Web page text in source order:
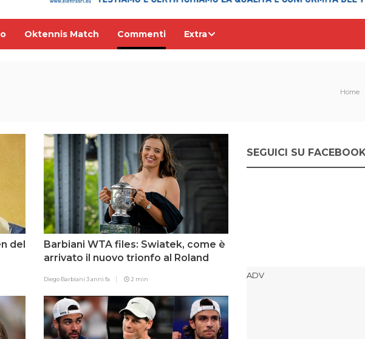
Oktennis Match Commenti Extra
Home
del
Barbiani WTA files: Swiatek, come è
arrivato il nuovo trionfo al Roland
Diego Barbiani3 anni fa 2 min
SEGUICI SU